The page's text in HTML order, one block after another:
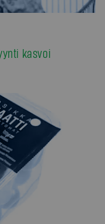
kasvoi